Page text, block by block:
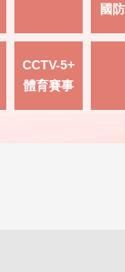
國
CCTV-5+
體育賽事